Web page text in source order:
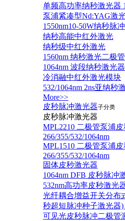
单频高功率纳秒激光器
泵浦紧凑型Nd:YAG激
1550nm10-50W纳秒脉
纳秒高能中红外激光
纳秒级中红外激光
1560nm 纳秒激光二极
1064nm 波段纳秒激光器
冷消融中红外激光模块
532/1064nm 2ns亚纳秒
More>>
皮秒脉冲激光器子分类
皮秒脉冲激光器
​MPL2210 二极管泵浦
266/355/532/1064nm
MPL1510 二极管泵浦
266/355/532/1064nm
固体皮秒激光器
1064nm DFB 皮秒脉冲
532nm高功率皮秒激光
光纤耦合增益开关分布
秒超短脉冲种子激光器)
可见光皮秒脉冲二极管